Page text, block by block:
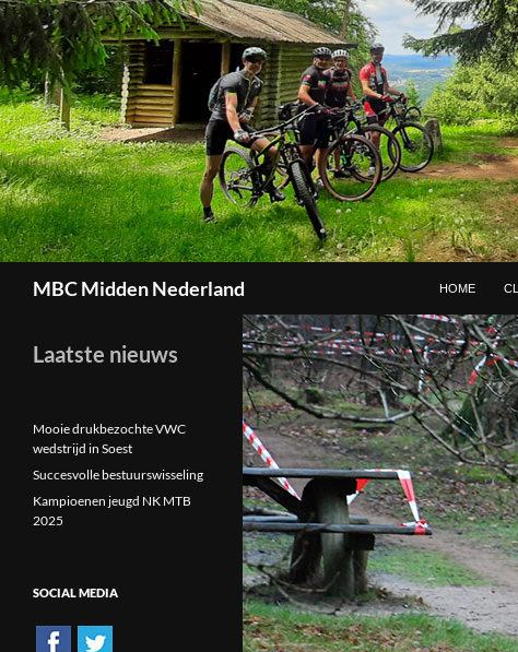
MBC Midden Nederland HOME
Laatste nieuws
Mooie drukbezochte VWC
wedstrijd in Soest
Succesvolle bestuurswisseling
Kampioenen jeugd NK MTB
2025
SOCIAL MEDIA